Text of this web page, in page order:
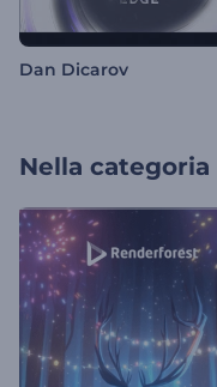
Dan Dicarov
Nella categoria